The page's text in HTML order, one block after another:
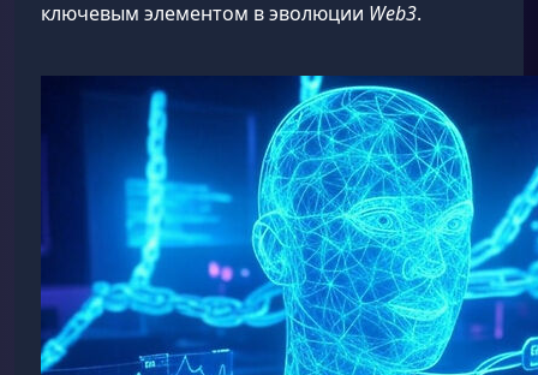
ключевым элементом в эволюции Web3.